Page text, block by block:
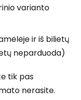
varianto
ir iš bilietų
neparduoda)
tik pas
nerasite.